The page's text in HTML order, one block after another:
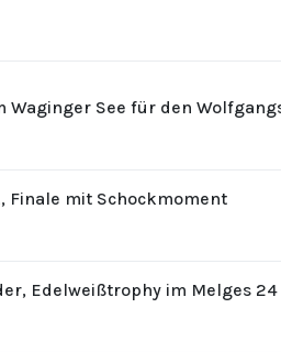
See für den
Finale mit Schockmoment
Edelweißtrophy im Melges 24